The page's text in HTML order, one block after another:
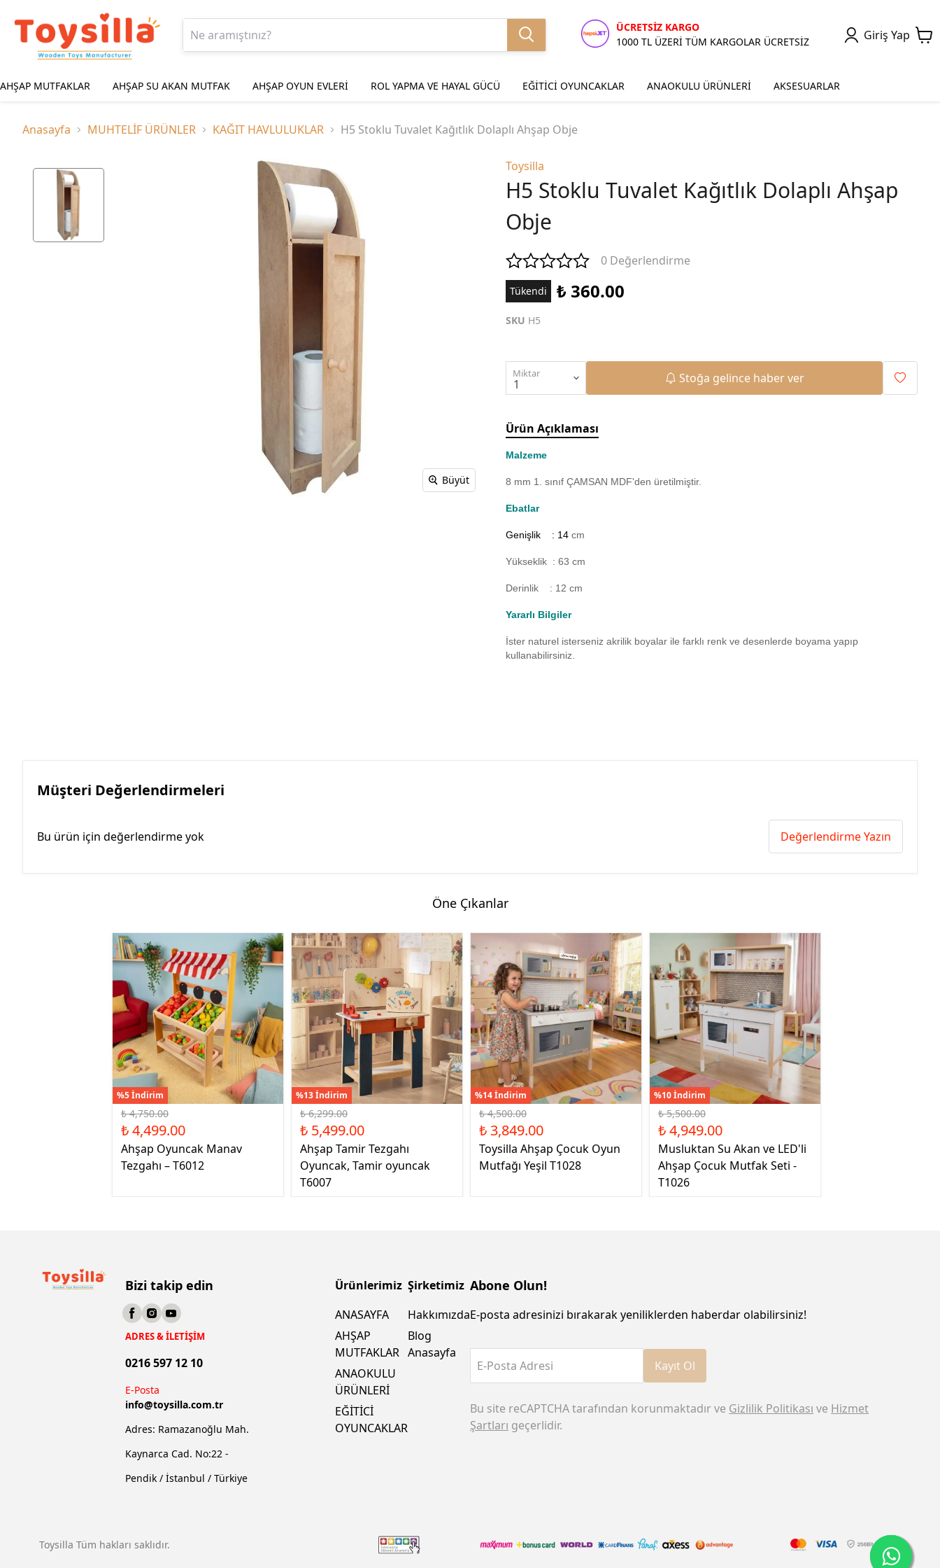
ÜCRETSİZ KARGO
1000 TL ÜZERİ TÜM KARGOLAR ÜCRETSİZ
Giriş Yap
AHŞAP MUTFAKLAR AHŞAP SU AKAN MUTFAK AHŞAP OYUN EVLERİ ROL YAPMA VE HAYAL GÜCÜ EĞİTİCİ OYUNCAKLAR ANAOKULU ÜRÜNLERİ AKSESUARLAR
Anasayfa MUHTELİF ÜRÜNLER KAĞIT HAVLULUKLAR H5 Stoklu Tuvalet Kağıtlık Dolaplı Ahşap Obje
Büyüt
Toysilla
H5 Stoklu Tuvalet Kağıtlık Dolaplı Ahşap
Obje
0 Değerlendirme
Tükendi ₺ 360.00
SKU H5
Miktar Stoğa gelince haber ver
Ürün Açıklaması
Malzeme
8 mm 1. sınıf ÇAMSAN MDF'den üretilmiştir.
Ebatlar
Genişlik : 14cm
Yükseklik : 63 cm
Derinlik : 12 cm
Yararlı Bilgiler
İster naturel isterseniz akrilik boyalar ile farklı renk ve desenlerde boyama yapıp
kullanabilirsiniz.
Müşteri Değerlendirmeleri
Bu ürün için değerlendirme yok Değerlendirme Yazın
Öne Çıkanlar
%5 İndirim
₺ 4,750.00
₺ 4,499.00
Ahşap Oyuncak Manav
Tezgahı – T6012
%13 İndirim
₺ 6,299.00
₺ 5,499.00
Ahşap Tamir Tezgahı
Oyuncak, Tamir oyuncak
T6007
%14 İndirim
₺ 4,500.00
₺ 3,849.00
Toysilla Ahşap Çocuk Oyun
Mutfağı Yeşil T1028
%10 İndirim
₺ 5,500.00
₺ 4,949.00
Musluktan Su Akan ve LED'li
Ahşap Çocuk Mutfak Seti -
T1026
Bizi takip edin
ADRES & İLETİŞİM
0216 597 12 10
E-Posta
info@toysilla.com.tr
Adres: Ramazanoğlu Mah.
Kaynarca Cad. No:22 -
Pendik / İstanbul / Türkiye
Ürünlerimiz
ANASAYFA
AHŞAP
MUTFAKLAR
ANAOKULU
ÜRÜNLERİ
EĞİTİCİ
OYUNCAKLAR
Şirketimiz
Hakkımızda
Blog
Anasayfa
Abone Olun!
E-posta adresinizi bırakarak yeniliklerden haberdar olabilirsiniz!
E-Posta Adresi Kayıt Ol
Bu site reCAPTCHA tarafından korunmaktadır ve Gizlilik Politikası ve Hizmet
Şartları geçerlidir.
Toysilla Tüm hakları saklıdır.